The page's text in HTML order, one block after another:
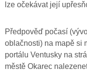
lze očekávat její
Předpověď počasí
oblačnosti) na mapě si
portálu Ventusky na
městě Okarec